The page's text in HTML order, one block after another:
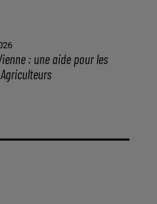
: une aide pour les